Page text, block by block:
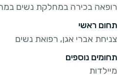
רופאה בכירה במחלקת נשים
תחום ראשי
צניחת אברי אגן, רפואת נשים
תחומים נוספים
מיילדות